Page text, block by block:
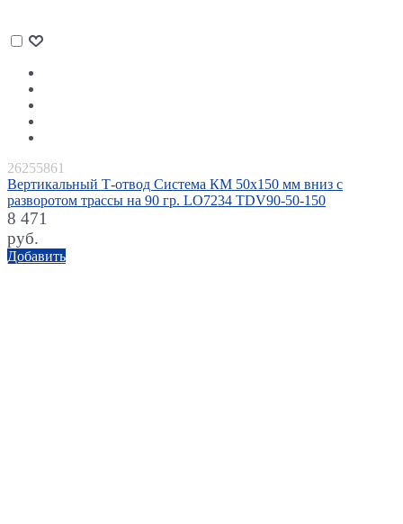
26255861
Вертикальный Т-отвод Система КМ 50х150 мм вниз c
разворотом трассы на 90 гр. LO7234 TDV90-50-150
8 471
руб.
Добавить